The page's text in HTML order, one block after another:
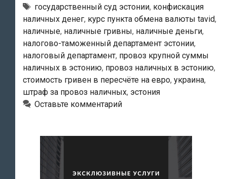
наличных
в
Эстонию.
В
итоге
украинка
одержала
в
суде
Тэги
государственный суд эстонии, конфискация
наличных денег, курс пункта обмена валюты tavid,
наличные, наличные гривны, наличные деньги,
налогово-таможенный департамент эстонии,
налоговый департамент, провоз крупной суммы
наличных в эстонию, провоз наличных в эстонию,
стоимость гривен в пересчёте на евро, украина,
штраф за провоз наличных, эстония
Оставьте комментарий